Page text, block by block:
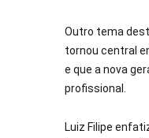
Outro tema
tornou central
e que a nova
profissional.
Luiz Filipe